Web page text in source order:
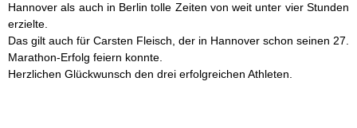
Hannover als auch in Berlin tolle Zeiten von weit unter vier Stunden
erzielte.
Das gilt auch für Carsten Fleisch, der in Hannover schon seinen 27.
Marathon-Erfolg feiern konnte.
Herzlichen Glückwunsch den drei erfolgreichen Athleten.